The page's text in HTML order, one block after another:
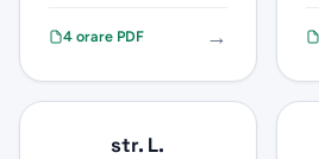
4 orare PDF →
str. L.